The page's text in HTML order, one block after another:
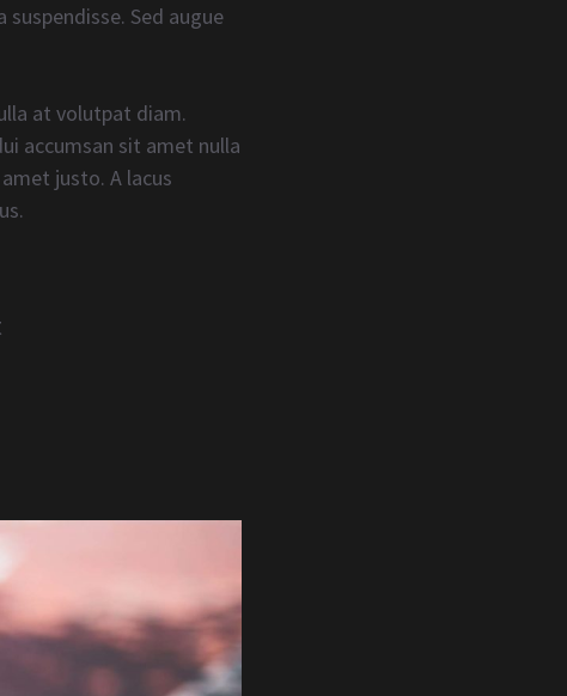
Sed augue
at volutpat diam.
accumsan sit amet nulla
justo. A lacus